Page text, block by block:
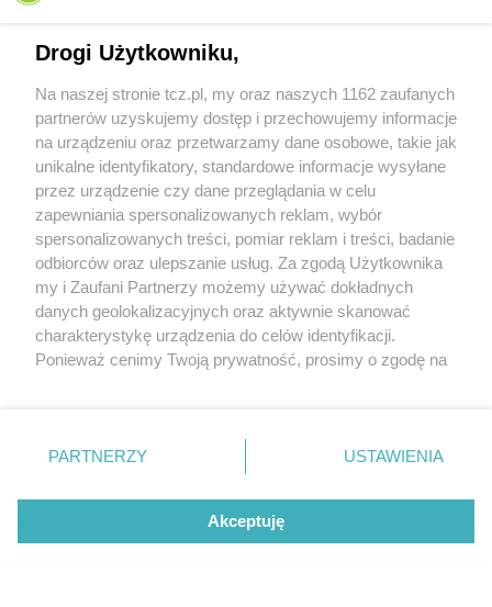
© 2001-2026 Tczew - TCZ.PL Sp. z o.o. Internetowy Serwis Informacyjny Miasta
O FIRMIE POLITYKA PRYWATNOŚCI HOSTING
REKLAMA WSPÓŁPRACA RSS FACEBOOK KONTAKT
Nasze serwisy
Kalendarz imprez
Sport
Drogi Użytkowniku,
Na naszej stronie tcz.pl, my oraz naszych 1162 zaufanych
partnerów uzyskujemy dostęp i przechowujemy informacje
na urządzeniu oraz przetwarzamy dane osobowe, takie jak
unikalne identyfikatory, standardowe informacje wysyłane
przez urządzenie czy dane przeglądania w celu
zapewniania spersonalizowanych reklam, wybór
spersonalizowanych treści, pomiar reklam i treści, badanie
odbiorców oraz ulepszanie usług. Za zgodą Użytkownika
my i Zaufani Partnerzy możemy używać dokładnych
danych geolokalizacyjnych oraz aktywnie skanować
charakterystykę urządzenia do celów identyfikacji.
Ponieważ cenimy Twoją prywatność, prosimy o zgodę na
znajdujący się w lewym dolnym rogu strony
. Niektóre
przetwarzaniu. Preferencje będą miały zastosowania tylko
PARTNERZY USTAWIENIA
Akceptuję